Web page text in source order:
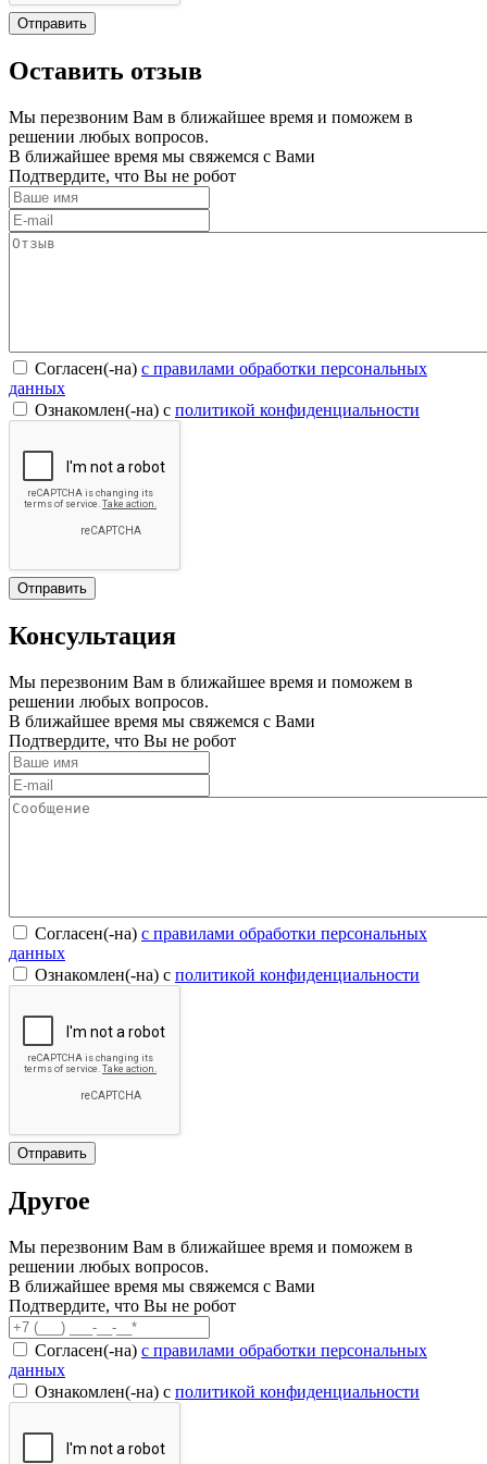
Оставить отзыв
Мы перезвоним Вам в ближайшее время и поможем в
решении любых вопросов.
В ближайшее время мы свяжемся с Вами
Подтвердите, что Вы не робот
Согласен(-на) c правилами обработки персональных
данных
Ознакомлен(-на) с политикой конфиденциальности
Консультация
Мы перезвоним Вам в ближайшее время и поможем в
решении любых вопросов.
В ближайшее время мы свяжемся с Вами
Подтвердите, что Вы не робот
Согласен(-на) c правилами обработки персональных
данных
Ознакомлен(-на) с политикой конфиденциальности
Другое
Мы перезвоним Вам в ближайшее время и поможем в
решении любых вопросов.
В ближайшее время мы свяжемся с Вами
Подтвердите, что Вы не робот
Согласен(-на) c правилами обработки персональных
данных
Ознакомлен(-на) с политикой конфиденциальности